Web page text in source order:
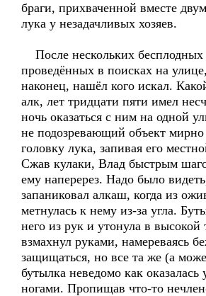
браги, прихваченной вместе
лука у незадачливых хозяев.
После нескольких бесплодных
проведённых в поисках на
наконец, нашёл кого искал.
алк, лет тридцати пяти имел
ночь оказаться с ним на одной
не подозревающий объект
головку лука, запивая его
Сжав кулаки, Влад быстрым
ему наперерез. Надо было
запаниковал алкаш, когда из
метнулась к нему из-за угла.
него из рук и утонула в высокой
взмахнул руками, намереваясь
защищаться, но все та же (а
бутылка неведомо как оказалась
ногами. Пропищав что-то